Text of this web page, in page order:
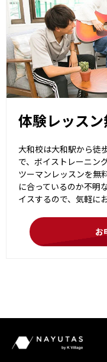
体験レッスン
大和校は大和駅から徒
で、ボイストレーニン
ツーマンレッスンを無
に合っているのか不明
イスするので、気軽に
お